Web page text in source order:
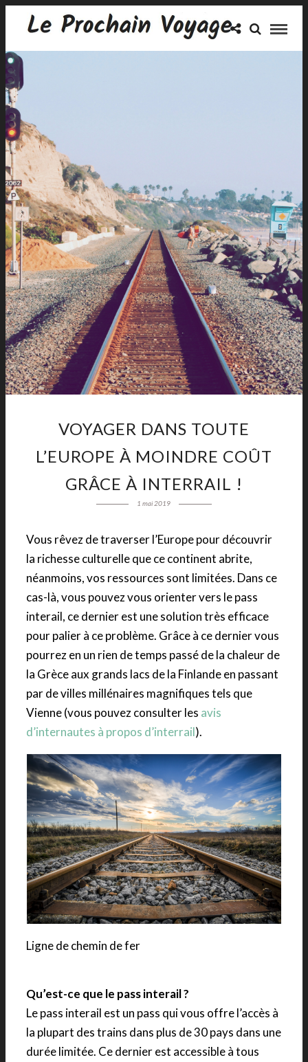
VOYAGER DANS TOUTE
L’EUROPE À MOINDRE COÛT
GRÂCE À INTERRAIL !
1 mai 2019
Vous rêvez de traverser l’Europe pour découvrir
la richesse culturelle que ce continent abrite,
néanmoins, vos ressources sont limitées. Dans ce
cas-là, vous pouvez vous orienter vers le pass
interail, ce dernier est une solution très efficace
pour palier à ce problème. Grâce à ce dernier vous
pourrez en un rien de temps passé de la chaleur de
la Grèce aux grands lacs de la Finlande en passant
par de villes millénaires magnifiques tels que
Vienne (vous pouvez consulter les avis
d’internautes à propos d’interrail).
Ligne de chemin de fer
Qu’est-ce que le pass interail ?
Le pass interail est un pass qui vous offre l’accès à
la plupart des trains dans plus de 30 pays dans une
durée limitée. Ce dernier est accessible à tous